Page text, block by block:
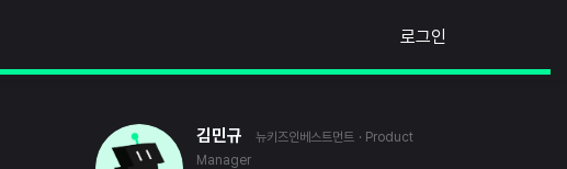
로그인
김민규 뉴키즈인베스트먼트 · Product
Manager